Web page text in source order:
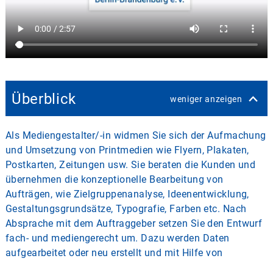
Überblick weniger anzeigen
Als Mediengestalter/-in widmen Sie sich der Aufmachung
und Umsetzung von Printmedien wie Flyern, Plakaten,
Postkarten, Zeitungen usw. Sie beraten die Kunden und
übernehmen die konzeptionelle Bearbeitung von
Aufträgen, wie Zielgruppenanalyse, Ideenentwicklung,
Gestaltungsgrundsätze, Typografie, Farben etc. Nach
Absprache mit dem Auftraggeber setzen Sie den Entwurf
fach- und mediengerecht um. Dazu werden Daten
aufgearbeitet oder neu erstellt und mit Hilfe von